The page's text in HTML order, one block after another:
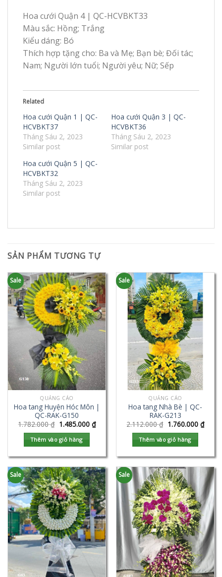
Hoa cưới Quận 4 | QC-HCVBKT33
Màu sắc: Hồng; Trắng
Kiểu dáng: Bó
Thích hợp tặng cho: Ba và Mẹ; Bạn bè; Đối tác;
Nam; Người lớn tuổi; Người yêu; Nữ; Sếp
Related
Hoa cưới Quận 1 | QC-
HCVBKT37
Tháng Sáu 2, 2023
Similar post
Hoa cưới Quận 3 | QC-
HCVBKT36
Tháng Sáu 2, 2023
Similar post
Hoa cưới Quận 5 | QC-
HCVBKT32
Tháng Sáu 2, 2023
Similar post
SẢN PHẨM TƯƠNG TỰ
Sale
QUẢNG CÁO
Hoa tang Huyện Hóc Môn |
QC-RAK-G150
1.782.000₫ 1.485.000 ₫
Thêm vào giỏ hàng
Sale
QUẢNG CÁO
Hoa tang Nhà Bè | QC-
RAK-G213
2.112.000₫ 1.760.000 ₫
Thêm vào giỏ hàng
Sale Sale